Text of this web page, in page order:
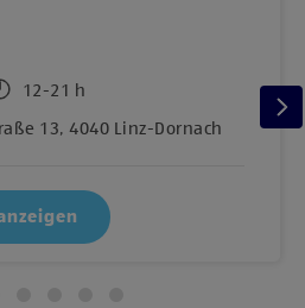
12-21 h
13, 4040 Linz-Dornach